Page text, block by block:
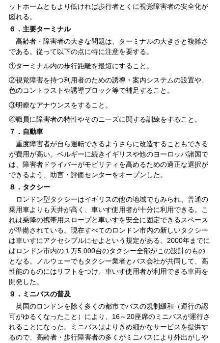
ットホームともより低ければ歩行者とくに視覚障害者の安全化が
図れる。
６．主要ターミナル
高齢者・障害者の大きな問題は、ターミナルの大きさと複雑さ
である。従って以下の点に特に注意を要する。
①ターミナル内の歩行距離を最短にすること。
②視覚障害を持つ利用者のための誘導・案内システムの設置や、
色のコントラストや誘導ブロック等で補足すること。
③明瞭なアナウンスをすること。
④職員に障害者の特性やそのニーズに関する訓練をすること。
７．自動車
重度障害者が自ら運転できるようさらに改造することもできる
が費用が高い。ベルギーに続きイギリスや他のヨーロッパ諸国で
は、障害者ドライバーがモビリティを高めるための適正な選択が
できるよう、助言・評価センターをオープンした。
８．タクシー
ロンドン型タクシーはイギリスの他の地域でもみられ、普通の
乗用車よりも天井が高く、車いす使用者が十分に利用できる。こ
れは乗降の携帯用スロープと車いすを安全に固定できるスペース
が準備されている。現在すべてのロンドン市内の新しいタクシー
は車いすにアクセシブルにせよという規定がある。2000年までに
はロンドン市内の１万5,000台のタクシー全部がこの設計のもの
となる。ノルウェーでもタクシー業者とバス会社が共同して、高
性能のものにはリフトをつけ、車いす使用者が利用できる車両を
開発した。
９．ミニバスの普及
英国のロンドンを除く多くの都市でバスの規制緩和（運行の認
可がゆるくなったこと）により、16～20座席のミニバスが運行さ
れることになった。ミニバスはよりきめ細かなサービスを提供す
るので、高齢者・歩行障害者の多くがミニバスにより外出がしや